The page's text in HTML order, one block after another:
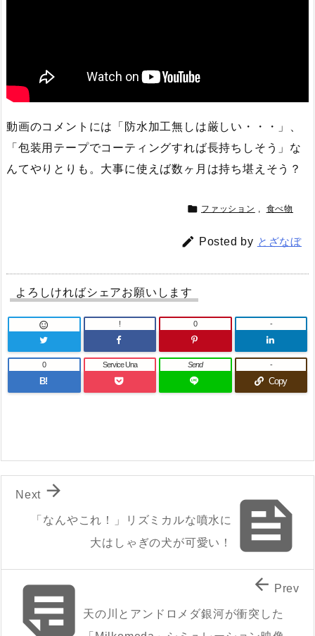
動画のコメントには「防水加工無しは厳しい・・・」、
「包装用テープでコーティングすれば長持ちしそう」な
んてやりとりも。大事に使えば数ヶ月は持ち堪えそう？
 ファッション , 食べ物
 Posted by とざなぼ
よろしければシェアお願いします
 ! 0 -
B!
0 Service Una Send
Copy
-

「なんやこれ！」リズミカルな噴水に
大はしゃぎの犬が可愛い！

Next
天の川とアンドロメダ銀河が衝突した
 Prev